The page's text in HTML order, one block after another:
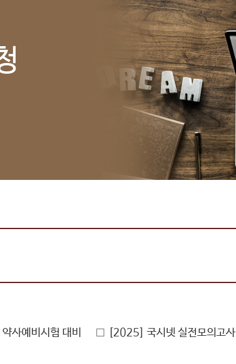
사예비시험 대비 [2025] 국시넷 실전모의고사